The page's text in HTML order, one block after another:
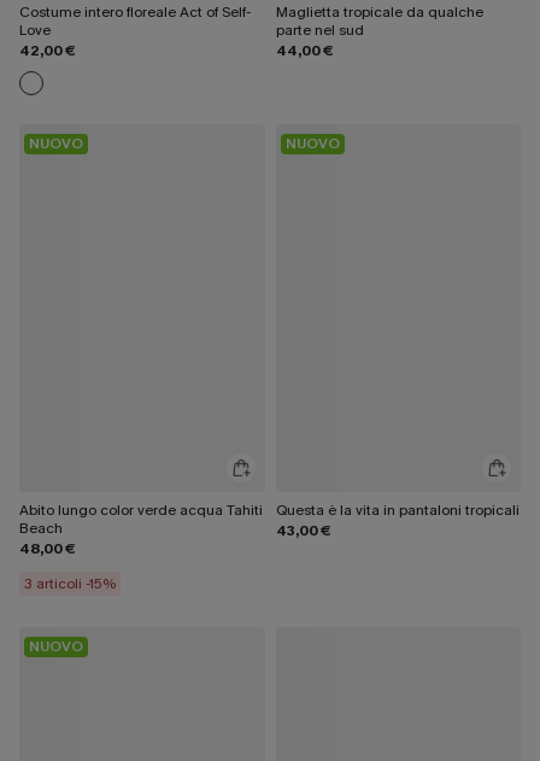
Costume intero floreale Act of Self-
Love
42,00 €
Maglietta tropicale da qualche
parte nel sud
44,00 €
NUOVO
Abito lungo color verde acqua Tahiti
Beach
48,00 €
3 articoli -15%
NUOVO
Questa è la vita in pantaloni tropicali
43,00 €
NUOVO